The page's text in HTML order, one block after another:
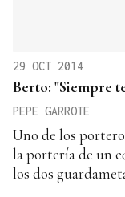
29 OCT 2014
Berto: "Siempre
PEPE GARROTE
Uno de los
la portería de un
los dos